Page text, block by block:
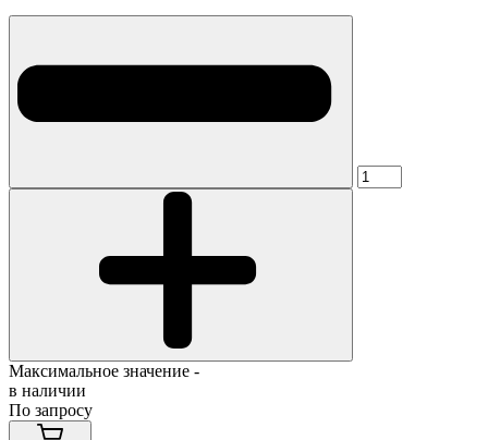
Максимальное значение -
в наличии
По запросу